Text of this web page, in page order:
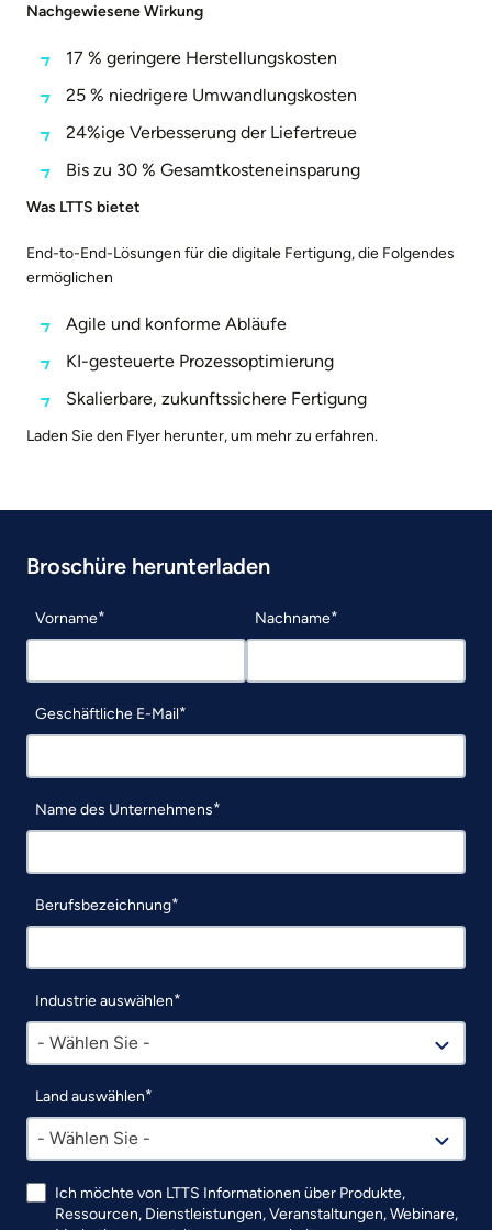
Nachgewiesene Wirkung
17 % geringere Herstellungskosten
25 % niedrigere Umwandlungskosten
24%ige Verbesserung der Liefertreue
Bis zu 30 % Gesamtkosteneinsparung
Was LTTS bietet
End-to-End-Lösungen für die digitale Fertigung, die Folgendes
ermöglichen
Agile und konforme Abläufe
KI-gesteuerte Prozessoptimierung
Skalierbare, zukunftssichere Fertigung
Laden Sie den Flyer herunter, um mehr zu erfahren.
Broschüre herunterladen
Vorname Nachname
Geschäftliche E-Mail
Name des Unternehmens
Berufsbezeichnung
Industrie auswählen
- Wählen Sie -
Land auswählen
- Wählen Sie -
Ich möchte von LTTS Informationen über Produkte,
Ressourcen, Dienstleistungen, Veranstaltungen, Webinare,